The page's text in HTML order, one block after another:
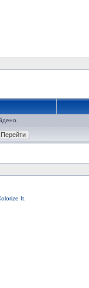
It.